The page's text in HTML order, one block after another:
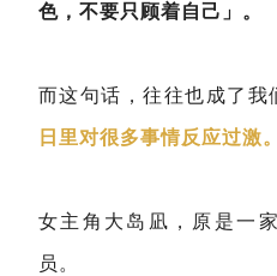
色，不要只顾着自己」。
而这句话，往往也成了我
日里对很多事情反应过激。
女主角大岛凪，原是一
员。